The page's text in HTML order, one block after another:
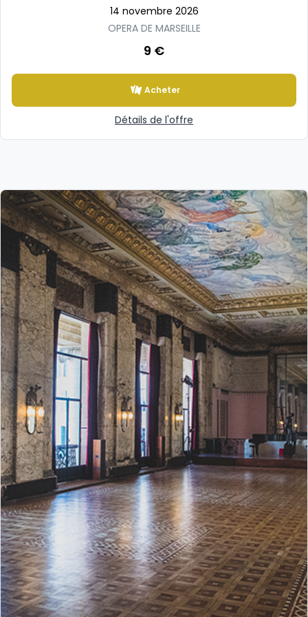
14 novembre 2026
OPERA DE MARSEILLE
9 €
Acheter
Détails de l'offre